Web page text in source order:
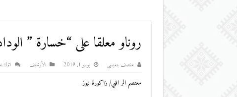
روناو معلقا على “خسارة ”
منصف بنعيسي يونيو 1, 2019 اﻷرشيف اترك
معتصم الر اقبي/ زاكورة نيوز